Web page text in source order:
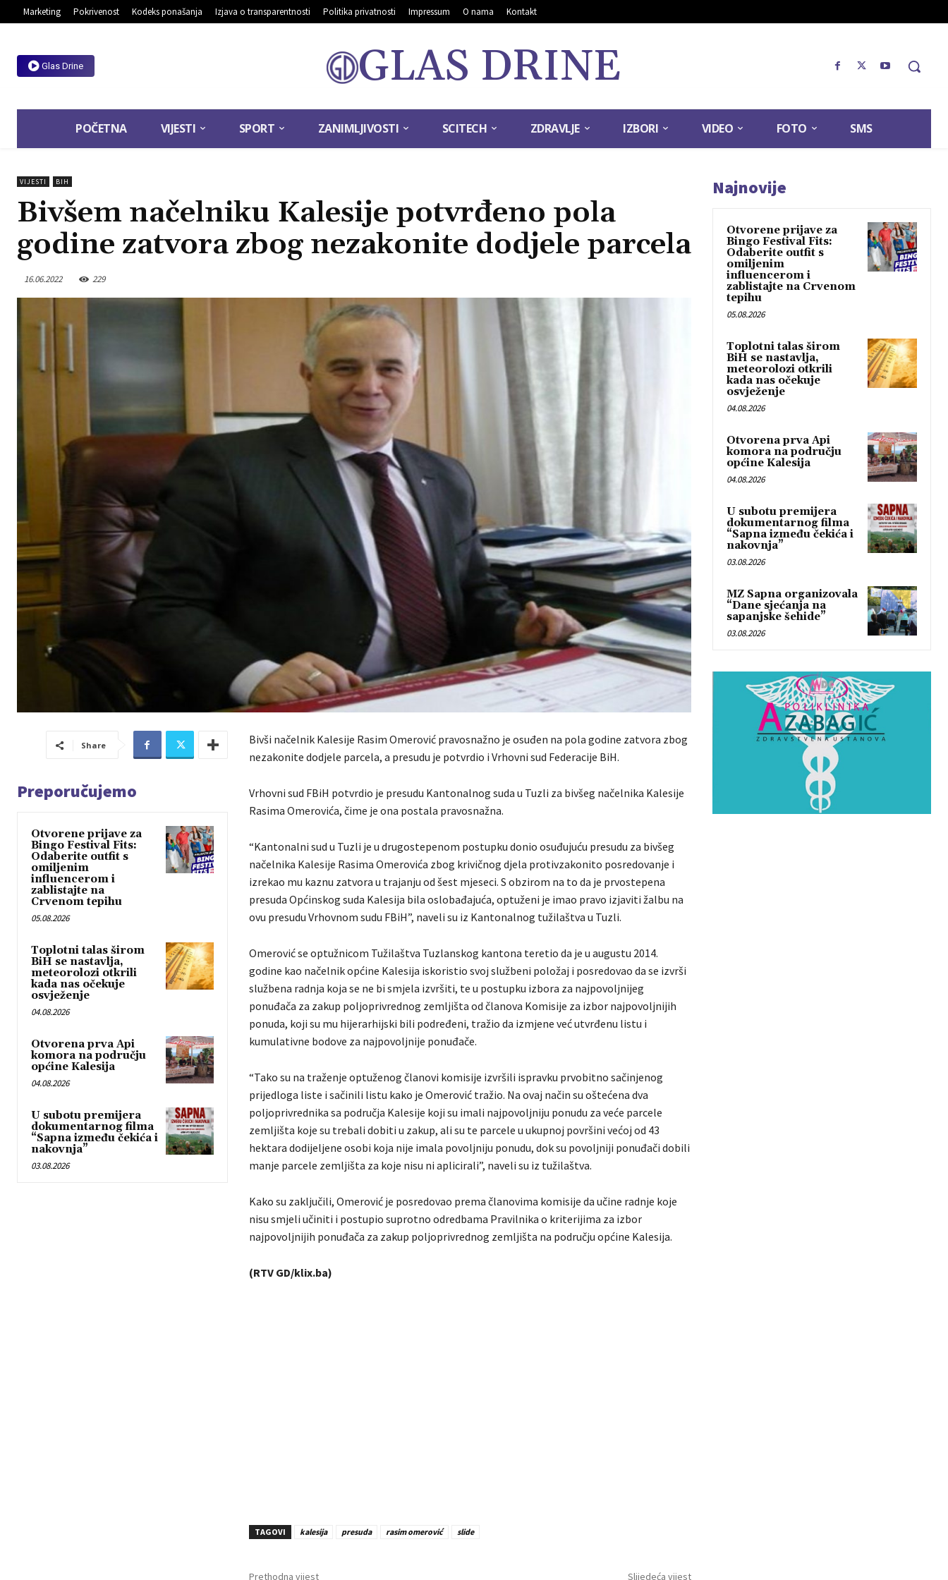
Marketing Pokrivenost Kodeks ponašanja Izjava o transparentnosti Politika privatnosti Impressum O nama Kontakt
Glas Drine GLAS DRINE
POČETNA VIJESTI SPORT ZANIMLJIVOSTI SCITECH ZDRAVLJE IZBORI VIDEO FOTO SMS
VIJESTI BIH
Bivšem načelniku Kalesije potvrđeno pola
godine zatvora zbog nezakonite dodjele parcela
16.06.2022 229
Share
Preporučujemo
Otvorene prijave za
Bingo Festival Fits:
Odaberite outfit s
omiljenim
influencerom i
zablistajte na
Crvenom tepihu
05.08.2026
Toplotni talas širom
BiH se nastavlja,
meteorolozi otkrili
kada nas očekuje
osvježenje
04.08.2026
Otvorena prva Api
komora na području
općine Kalesija
04.08.2026
U subotu premijera
dokumentarnog filma
“Sapna između čekića i
nakovnja”
03.08.2026
Bivši načelnik Kalesije Rasim Omerović pravosnažno je osuđen na pola godine zatvora zbog
nezakonite dodjele parcela, a presudu je potvrdio i Vrhovni sud Federacije BiH.
Vrhovni sud FBiH potvrdio je presudu Kantonalnog suda u Tuzli za bivšeg načelnika Kalesije
Rasima Omerovića, čime je ona postala pravosnažna.
“Kantonalni sud u Tuzli je u drugostepenom postupku donio osuđujuću presudu za bivšeg
načelnika Kalesije Rasima Omerovića zbog krivičnog djela protivzakonito posredovanje i
izrekao mu kaznu zatvora u trajanju od šest mjeseci. S obzirom na to da je prvostepena
presuda Općinskog suda Kalesija bila oslobađajuća, optuženi je imao pravo izjaviti žalbu na
ovu presudu Vrhovnom sudu FBiH”, naveli su iz Kantonalnog tužilaštva u Tuzli.
Omerović se optužnicom Tužilaštva Tuzlanskog kantona teretio da je u augustu 2014.
godine kao načelnik općine Kalesija iskoristio svoj službeni položaj i posredovao da se izvrši
službena radnja koja se ne bi smjela izvršiti, te u postupku izbora za najpovoljnijeg
ponuđača za zakup poljoprivrednog zemljišta od članova Komisije za izbor najpovoljnijih
ponuda, koji su mu hijerarhijski bili podređeni, tražio da izmjene već utvrđenu listu i
kumulativne bodove za najpovoljnije ponuđače.
“Tako su na traženje optuženog članovi komisije izvršili ispravku prvobitno sačinjenog
prijedloga liste i sačinili listu kako je Omerović tražio. Na ovaj način su oštećena dva
poljoprivrednika sa područja Kalesije koji su imali najpovoljniju ponudu za veće parcele
zemljišta koje su trebali dobiti u zakup, ali su te parcele u ukupnoj površini većoj od 43
hektara dodijeljene osobi koja nije imala povoljniju ponudu, dok su povoljniji ponuđači dobili
manje parcele zemljišta za koje nisu ni aplicirali”, naveli su iz tužilaštva.
Kako su zaključili, Omerović je posredovao prema članovima komisije da učine radnje koje
nisu smjeli učiniti i postupio suprotno odredbama Pravilnika o kriterijima za izbor
najpovoljnijih ponuđača za zakup poljoprivrednog zemljišta na području općine Kalesija.
(RTV GD/klix.ba)
TAGOVI kalesija presuda rasim omerović slide
Prethodna vijest Slijedeća vijest
Najnovije
Otvorene prijave za
Bingo Festival Fits:
Odaberite outfit s
omiljenim
influencerom i
zablistajte na Crvenom
tepihu
05.08.2026
Toplotni talas širom
BiH se nastavlja,
meteorolozi otkrili
kada nas očekuje
osvježenje
04.08.2026
Otvorena prva Api
komora na području
općine Kalesija
04.08.2026
U subotu premijera
dokumentarnog filma
“Sapna između čekića i
nakovnja”
03.08.2026
MZ Sapna organizovala
“Dane sjećanja na
sapanjske šehide”
03.08.2026